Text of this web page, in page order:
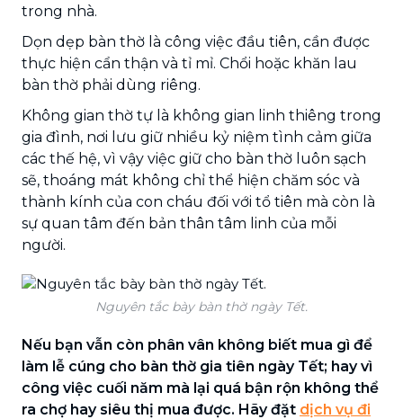
trong nhà.
Dọn dẹp bàn thờ là công việc đầu tiên, cần được
thực hiện cẩn thận và tỉ mỉ. Chổi hoặc khăn lau
bàn thờ phải dùng riêng.
Không gian thờ tự là không gian linh thiêng trong
gia đình, nơi lưu giữ nhiều kỷ niệm tình cảm giữa
các thế hệ, vì vậy việc giữ cho bàn thờ luôn sạch
sẽ, thoáng mát không chỉ thể hiện chăm sóc và
thành kính của con cháu đối với tổ tiên mà còn là
sự quan tâm đến bản thân tâm linh của mỗi
người.
Nguyên tắc bày bàn thờ ngày Tết.
Nếu bạn vẫn còn phân vân không biết mua gì để
làm lễ cúng cho bàn thờ gia tiên ngày Tết; hay vì
công việc cuối năm mà lại quá bận rộn không thể
ra chợ hay siêu thị mua được. Hãy đặt dịch vụ đi